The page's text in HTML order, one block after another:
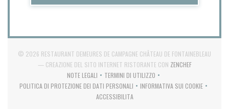
© 2026 RESTAURANT DEMEURES DE CAMPAGNE CHÂTEAU DE FONTAINEBLEAU
— CREAZIONE DEL SITO INTERNET RISTORANTE CON ZENCHEF((APRE UNA
NOTE LEGALI
((APRE UNA NUOVA FINESTRA))
TERMINI DI UTILIZZO
((APRE UNA NUOVA FINESTRA))
POLITICA DI PROTEZIONE DEI DATI PERSONALI
((APRE UNA NUOVA FINESTRA))
INFORMATIVA SUI COOKIE
((APRE UNA NUOVA
ACCESSIBILITA
((APRE UNA NUOVA FINESTRA))